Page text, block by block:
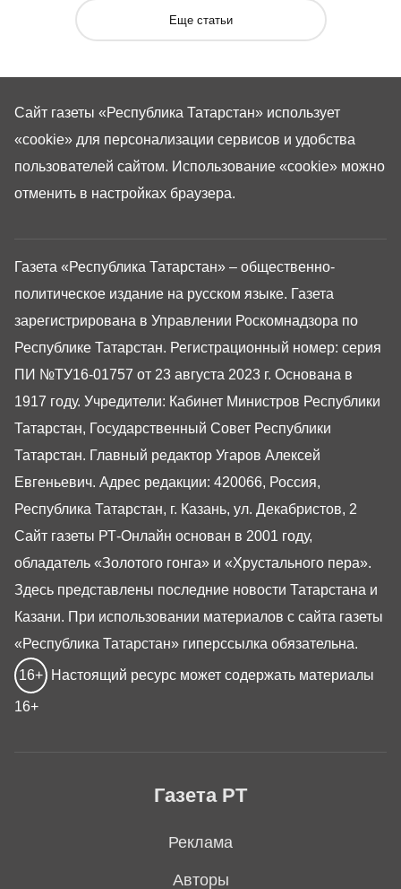
Еще статьи
Газета РТ
Реклама
Авторы
Газета «Республика Татарстан» – общественно-
политическое издание на русском языке. Газета
зарегистрирована в Управлении Роскомнадзора по
Республике Татарстан. Регистрационный номер: серия
ПИ №ТУ16-01757 от 23 августа 2023 г. Основана в
1917 году. Учредители: Кабинет Министров Республики
Татарстан, Государственный Совет Республики
Татарстан. Главный редактор Угаров Алексей
Евгеньевич. Адрес редакции: 420066, Россия,
Республика Татарстан, г. Казань, ул. Декабристов, 2
Сайт газеты РТ-Онлайн основан в 2001 году,
обладатель «Золотого гонга» и «Хрустального пера».
Здесь представлены последние новости Татарстана и
Казани. При использовании материалов с сайта газеты
«Республика Татарстан» гиперссылка обязательна.
16+ Настоящий ресурс может содержать материалы
16+
Сайт газеты «Республика Татарстан» использует
«cookie» для персонализации сервисов и удобства
пользователей сайтом. Использование «cookie» можно
отменить в настройках браузера.